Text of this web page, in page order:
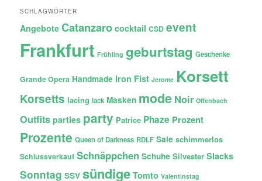
SCHLAGWÖRTER
Angebote Catanzaro cocktail CSD event
Frankfurt Frühling geburtstag Geschenke
Grande Opera Handmade Iron Fist Jerome Korsett
Korsetts lacing lack Masken mode Noir Offenbach
Outfits parties party Patrice Phaze Prozent
Prozente Queen of Darkness RDLF Sale schimmerlos
Schlussverkauf Schnäppchen Schuhe Silvester Slacks
Sonntag SSV sündige Tomto Valentinstag